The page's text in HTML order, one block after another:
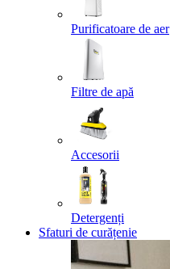
Purificatoare de aer
Filtre de apă
Accesorii
Detergenți
Sfaturi de curățenie